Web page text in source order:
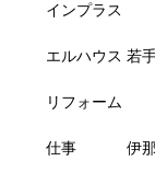
インプラス
エルハウス 若
リフォーム
仕事 伊